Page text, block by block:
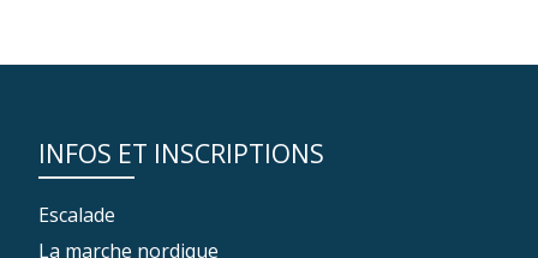
INFOS ET INSCRIPTIONS
Escalade
La marche nordique